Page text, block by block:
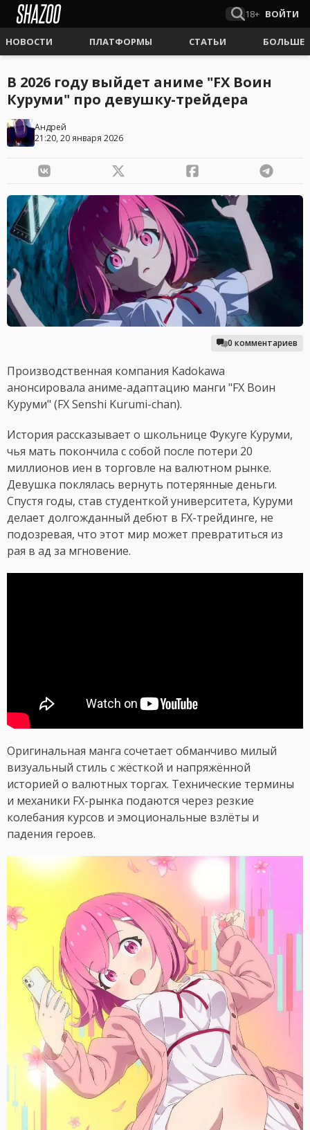
18+ ВОЙТИ
НОВОСТИ ПЛАТФОРМЫ СТАТЬИ БОЛЬШЕ
В 2026 году выйдет аниме "FX Воин
Куруми" про девушку-трейдера
Андрей
21:20, 20 января 2026
0 комментариев
Производственная компания Kadokawa
анонсировала аниме-адаптацию манги "FX Воин
Куруми" (FX Senshi Kurumi-chan).
История рассказывает о школьнице Фукуге Куруми,
чья мать покончила с собой после потери 20
миллионов иен в торговле на валютном рынке.
Девушка поклялась вернуть потерянные деньги.
Спустя годы, став студенткой университета, Куруми
делает долгожданный дебют в FX-трейдинге, не
подозревая, что этот мир может превратиться из
рая в ад за мгновение.
Оригинальная манга сочетает обманчиво милый
визуальный стиль с жёсткой и напряжённой
историей о валютных торгах. Технические термины
и механики FX-рынка подаются через резкие
колебания курсов и эмоциональные взлёты и
падения героев.